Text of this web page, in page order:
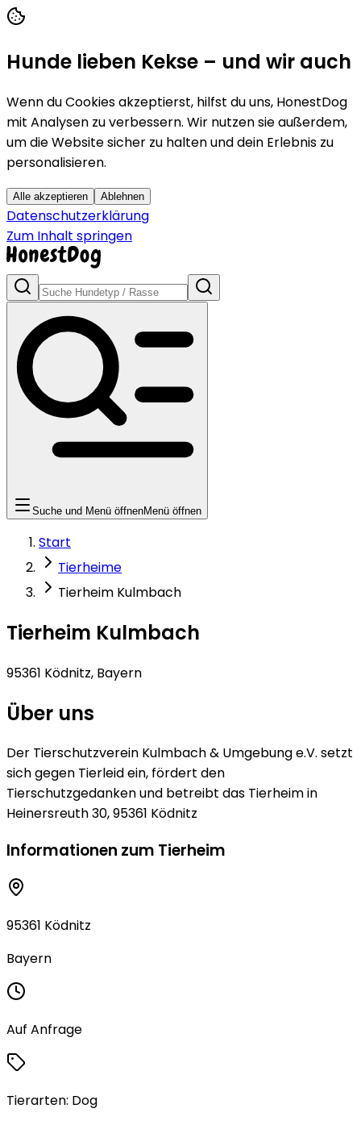
Hunde lieben Kekse – und wir auch
Wenn du Cookies akzeptierst, hilfst du uns, HonestDog
mit Analysen zu verbessern. Wir nutzen sie außerdem,
um die Website sicher zu halten und dein Erlebnis zu
personalisieren.
Alle akzeptieren Ablehnen
Datenschutzerklärung
Zum Inhalt springen
Suche und Menü öffnenMenü öffnen
Start
Tierheime
Tierheim Kulmbach
Tierheim Kulmbach
95361 Ködnitz, Bayern
Über uns
Der Tierschutzverein Kulmbach & Umgebung e.V. setzt
sich gegen Tierleid ein, fördert den
Tierschutzgedanken und betreibt das Tierheim in
Heinersreuth 30, 95361 Ködnitz
Informationen zum Tierheim
95361 Ködnitz
Bayern
Auf Anfrage
Tierarten: Dog